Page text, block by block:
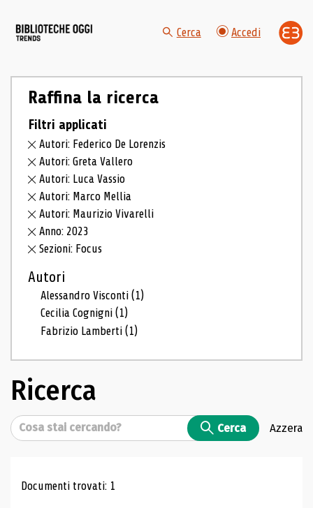
Cerca Accedi
Raffina la ricerca
Filtri applicati
Autori: Federico De Lorenzis
Autori: Greta Vallero
Autori: Luca Vassio
Autori: Marco Mellia
Autori: Maurizio Vivarelli
Anno: 2023
Sezioni: Focus
Autori
Alessandro Visconti(1)
Cecilia Cognigni(1)
Fabrizio Lamberti(1)
Ricerca
Cerca Cerca Azzera
Risultati di ricerca
Documenti trovati: 1